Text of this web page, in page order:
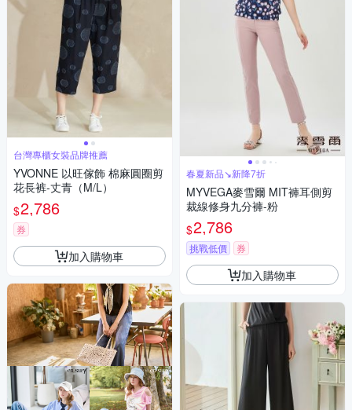
台灣專櫃女裝品牌推薦
YVONNE 以旺傢飾 棉麻圓圈剪
花長裤-丈青（M/L）
$2,786
券
加入購物車
春夏新品↘新降7折
MYVEGA麥雪爾 MIT褲耳側剪
裁線修身九分褲-粉
$2,786
挑戰低價 券
加入購物車